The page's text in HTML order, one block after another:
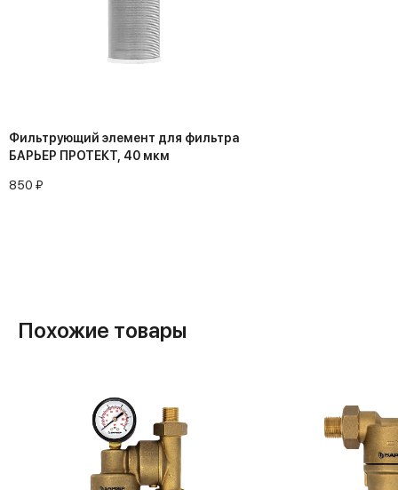
Фильтрующий элемент для фильтра
БАРЬЕР ПРОТЕКТ, 40 мкм
850 ₽
Похожие товары